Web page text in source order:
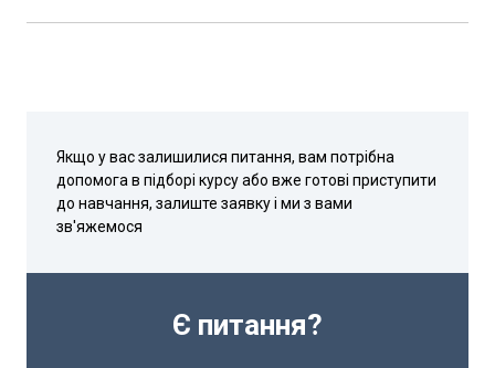
Якщо у вас залишилися питання, вам потрібна
допомога в підборі курсу або вже готові приступити
до навчання, залиште заявку і ми з вами
зв'яжемося
Є питання?